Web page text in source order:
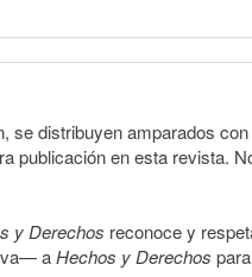
se distribuyen amparados
publicación en esta revista.
y Derechos reconoce y
aHechos y Derechos